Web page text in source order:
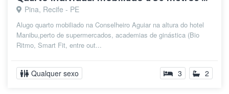
Pina, Recife - PE
Alugo quarto mobiliado na Conselheiro Aguiar na altura do hotel
Manibu,perto de supermercados, academias de ginástica (Bio
Ritmo, Smart Fit, entre out...
Qualquer sexo 3 2